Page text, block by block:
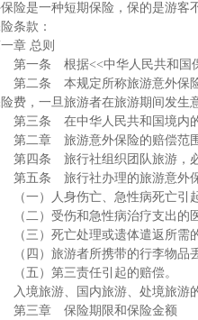
险是一种短期保险，保的是游客
条款：
章 总则
一条 根据<<中华人民共和国保
二条 本规定所称旅游意外保险
费，一旦旅游者在旅游期间发生
三条 在中华人民共和国境内的
二章 旅游意外保险的赔偿范
四条 旅行社组织团队旅游，必
五条 旅行社办理的旅游意外保
一）人身伤亡、急性病死亡引起
二）受伤和急性病治疗支出的医
三）死亡处理或遗体遣返所需的
四）旅游者所携带的行李物品丢
五）第三责任引起的赔偿。
境旅游、国内旅游、处境旅游的
三章 保险期限和保险金额